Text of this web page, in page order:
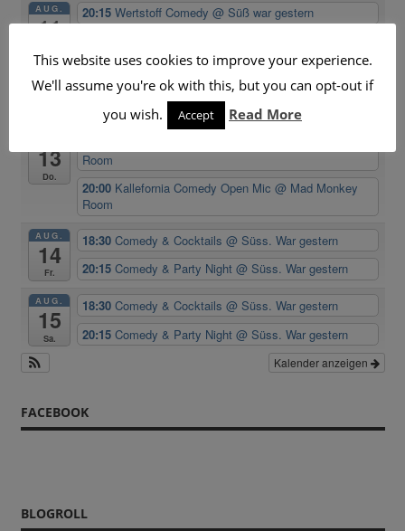
AUG.
11
20:15Wertstoff Comedy@ Süß war gestern
12
Comedy & Cocktails
@ Süss. War gestern
KussKuss Komedy@ Deriva
13
Do.
Room
20:00 Kallefornia Comedy Open Mic@ Mad Monkey
Room
AUG.
14
Fr.
18:30Comedy & Cocktails@ Süss. War gestern
20:15Comedy & Party Night@ Süss. War gestern
AUG.
15
Sa.
18:30Comedy & Cocktails@ Süss. War gestern
20:15Comedy & Party Night@ Süss. War gestern
Kalender anzeigen
FACEBOOK
BLOGROLL
This website uses cookies to improve your experience.
We'll assume you're ok with this, but you can opt-out if
you wish.
Accept Read More